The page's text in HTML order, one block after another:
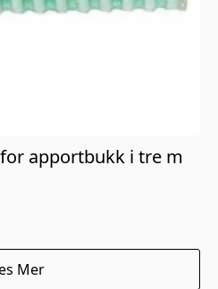
apportbukk i tre m
Mer